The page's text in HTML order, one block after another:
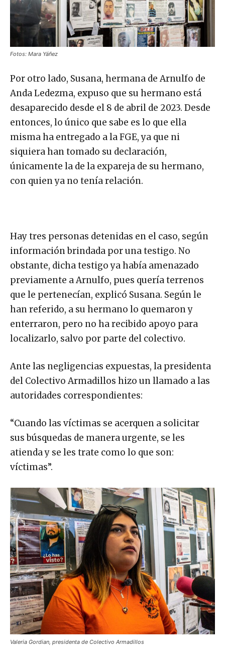
Fotos: Mara Yáñez
Por otro lado, Susana, hermana de Arnulfo de
Anda Ledezma, expuso que su hermano está
desaparecido desde el 8 de abril de 2023. Desde
entonces, lo único que sabe es lo que ella
misma ha entregado a la FGE, ya que ni
siquiera han tomado su declaración,
únicamente la de la expareja de su hermano,
con quien ya no tenía relación.
Hay tres personas detenidas en el caso, según
información brindada por una testigo. No
obstante, dicha testigo ya había amenazado
previamente a Arnulfo, pues quería terrenos
que le pertenecían, explicó Susana. Según le
han referido, a su hermano lo quemaron y
enterraron, pero no ha recibido apoyo para
localizarlo, salvo por parte del colectivo.
Ante las negligencias expuestas, la presidenta
del Colectivo Armadillos hizo un llamado a las
autoridades correspondientes:
“Cuando las víctimas se acerquen a solicitar
sus búsquedas de manera urgente, se les
atienda y se les trate como lo que son:
víctimas”.
Valeria Gordian, presidenta de Colectivo Armadillos